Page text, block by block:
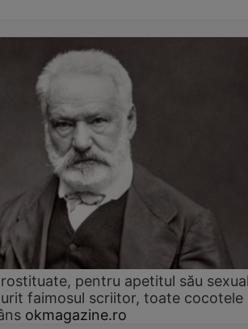
pentru apetitul său
faimosul scriitor, toate cocotele
okmagazine.ro